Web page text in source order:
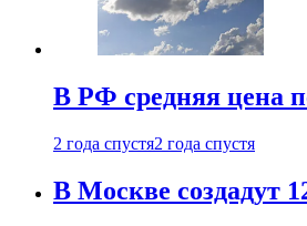
В РФ средняя цена
2 года спустя2 года спустя
В Москве создадут